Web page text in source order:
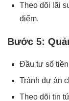
Theo dõi lãi
điểm.
Bước 5:
Đầu tư số
Tránh dự án
Theo dõi tin